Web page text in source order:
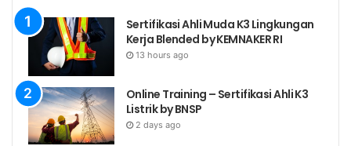
Membuat
Neraca dan
Laba Rugi
Sertifikasi Ahli Muda K3 Lingkungan
Kerja Blended by KEMNAKER RI
13 hours ago
Online Training – Sertifikasi Ahli K3
Listrik by BNSP
2 days ago